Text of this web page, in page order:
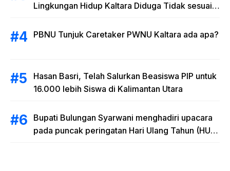
Lingkungan Hidup Kaltara Diduga Tidak sesuai
PBNU Tunjuk Caretaker PWNU Kaltara ada apa?
Hasan Basri, Telah Salurkan Beasiswa PIP untuk
16.000 lebih Siswa di Kalimantan Utara
Bupati Bulungan Syarwani menghadiri upacara
pada puncak peringatan Hari Ulang Tahun (HUT)